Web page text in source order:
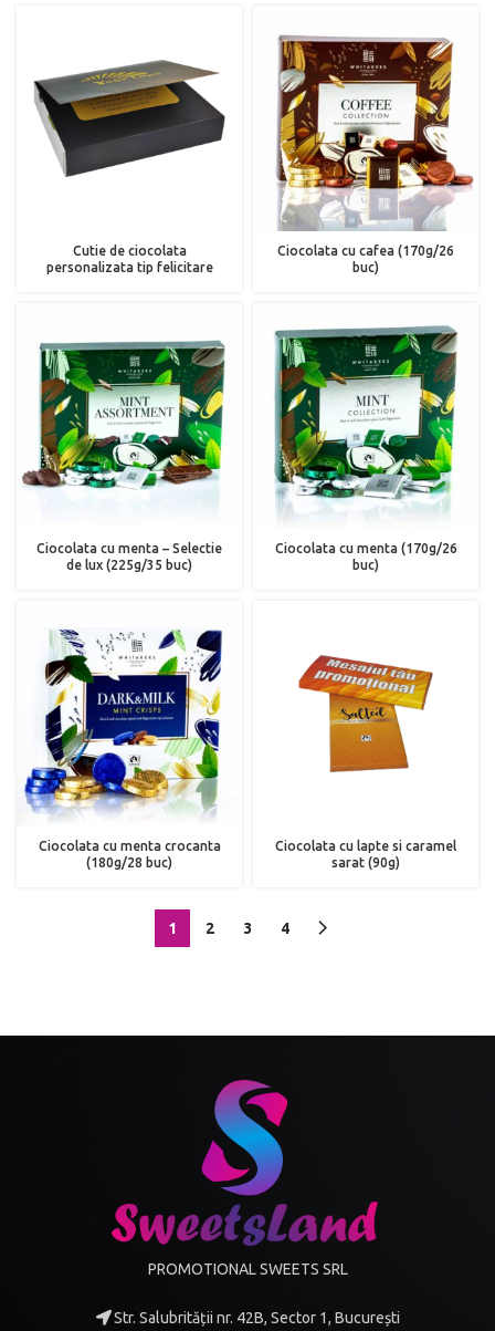
Cutie de ciocolata
personalizata tip felicitare
Ciocolata cu cafea (170g/26
buc)
Ciocolata cu menta – Selectie
de lux (225g/35 buc)
Ciocolata cu menta (170g/26
buc)
Ciocolata cu menta crocanta
(180g/28 buc)
Ciocolata cu lapte si caramel
sarat (90g)
1 2 3 4
PROMOTIONAL SWEETS SRL
Str. Salubrității nr. 42B, Sector 1, București